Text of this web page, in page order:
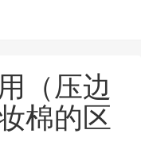
（压边
棉的区